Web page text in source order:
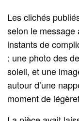
Les clichés
selon le message
instants de
: une photo des
soleil, et une
autour d’une
moment de